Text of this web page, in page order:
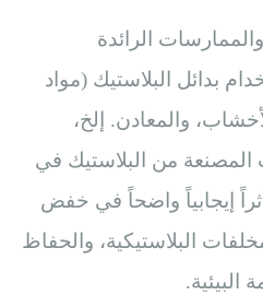
الرائدة
بدائل البلاستيك (مواد
والمعادن. إلخ،
من البلاستيك في
إيجابياً واضحاً في خفض
البلاستيكية، والحفاظ
البيئية.